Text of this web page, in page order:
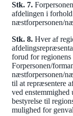
Stk. 7.
afdelingen i
næstforpersonen/
Stk. 8. Hver af
forud for
Forpersonen/
næstforpersonen/
til at repræsentere
ved enstemmighed
bestyrelse til
mulighed for